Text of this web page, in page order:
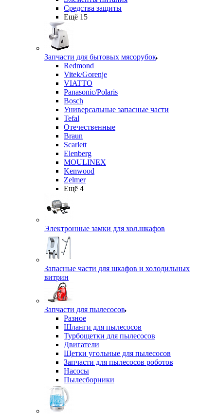
Средства защиты
Ещё 15
Запчасти для бытовых мясорубок
Redmond
Vitek/Gorenje
VIATTO
Panasonic/Polaris
Bosch
Универсальные запасные части
Tefal
Отечественные
Braun
Scarlett
Elenberg
MOULINEX
Kenwood
Zelmer
Ещё 4
Электронные замки для хол.шкафов
Запасные части для шкафов и холодильных
витрин
Запчасти для пылесосов
Разное
Шланги для пылесосов
Турбощетки для пылесосов
Двигатели
Щетки угольные для пылесосов
Запчасти для пылесосов роботов
Насосы
Пылесборники